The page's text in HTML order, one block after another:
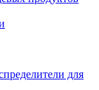
для